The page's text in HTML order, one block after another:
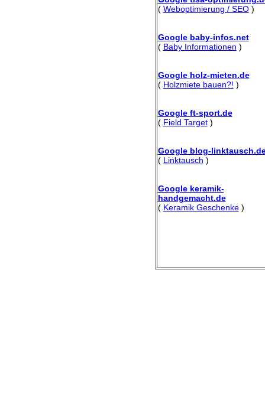
( Weboptimierung / SEO)
Google baby-infos.net
( Baby Informationen )
Google holz-mieten.de
( Holzmiete bauen?! )
Google ft-sport.de
( Field Target)
Google blog-
( Linktausch )
Google keramik-
handgemacht.de
( Keramik Geschenke)